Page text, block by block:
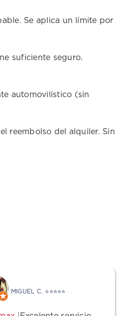
Se aplica un límite por
suficiente seguro.
automovilístico (sin
reembolso del alquiler. Sin
MIGUEL C. ⭐⭐⭐⭐⭐